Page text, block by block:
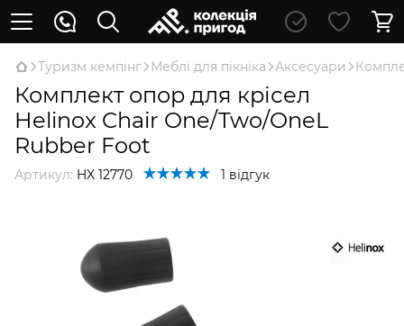
Туризм кемпінг Меблі для пікніка Аксесуари
Комплект опор для крісел
Helinox Chair One/Two/OneL
Rubber Foot
Артикул: HX 12770 1 відгук